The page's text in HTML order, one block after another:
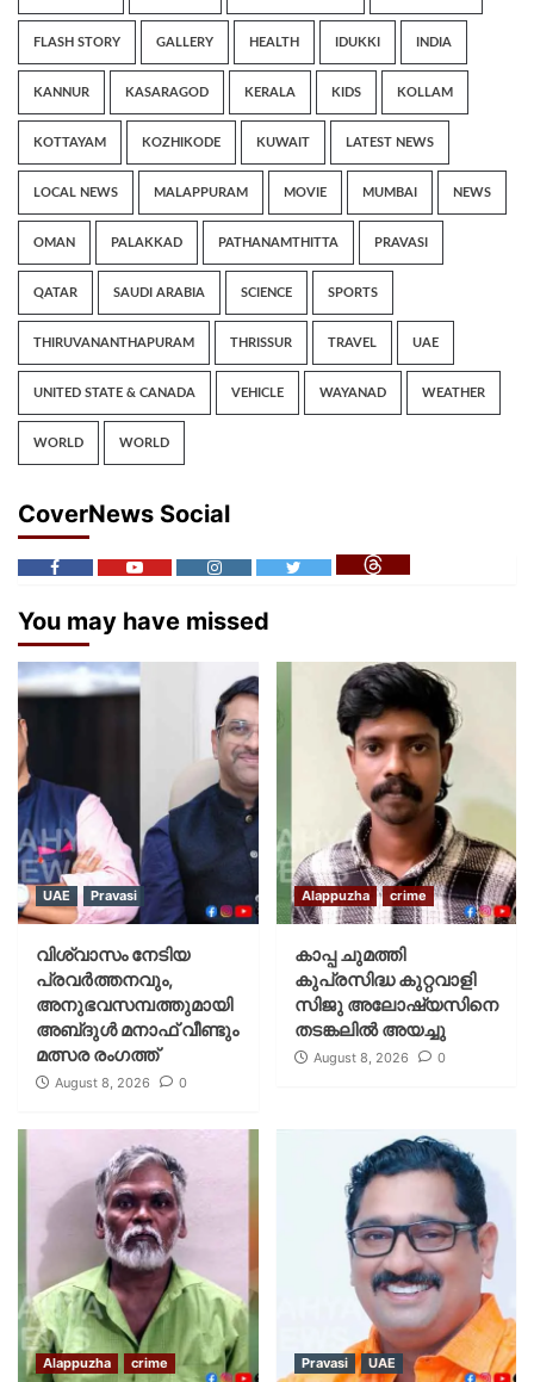
FLASH STORY GALLERY HEALTH IDUKKI INDIA
KANNUR KASARAGOD KERALA KIDS KOLLAM
KOTTAYAM KOZHIKODE KUWAIT LATEST NEWS
LOCAL NEWS MALAPPURAM MOVIE MUMBAI NEWS
OMAN PALAKKAD PATHANAMTHITTA PRAVASI
QATAR SAUDI ARABIA SCIENCE SPORTS
THIRUVANANTHAPURAM THRISSUR TRAVEL UAE
UNITED STATE & CANADA VEHICLE WAYANAD WEATHER
WORLD WORLD
CoverNews Social
You may have missed
UAE Pravasi
വിശ്വാസം നേടിയ
പ്രവർത്തനവും,
അനുഭവസമ്പത്തുമായി
അബ്‌ദുൾ മനാഫ് വീണ്ടും
മത്സര രംഗത്ത്
August 8, 2026 0
Alappuzha crime
കാപ്പ ചുമത്തി
കുപ്രസിദ്ധ കുറ്റവാളി
സിജു അലോഷ്യസിനെ
തടങ്കലിൽ അയച്ചു
August 8, 2026 0
Alappuzha crime Pravasi UAE